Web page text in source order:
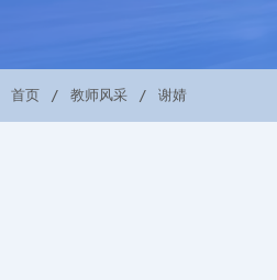
首页 教师风采 谢婧